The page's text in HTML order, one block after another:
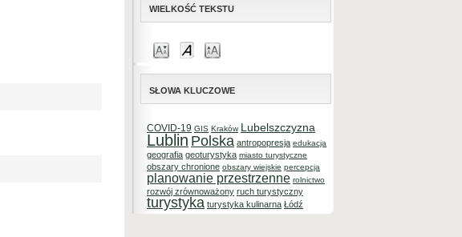
WIELKOŚĆ TEKSTU
SŁOWA KLUCZOWE
COVID-19 GIS Kraków Lubelszczyzna
Lublin Polska antropopresja edukacja
geografia geoturystyka miasto turystyczne
obszary chronione obszary wiejskie percepcja
planowanie przestrzenne rolnictwo
rozwój zrównoważony ruch turystyczny
turystyka turystyka kulinarna Łódź